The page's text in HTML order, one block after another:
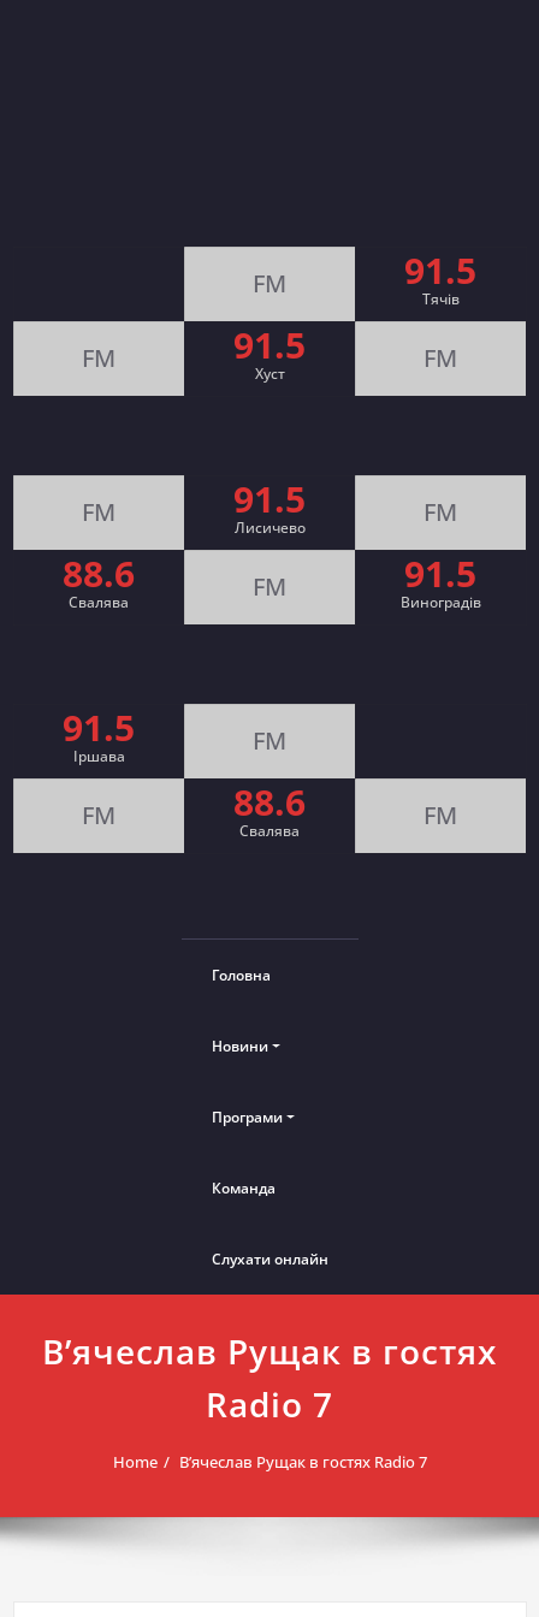
FM 91.5
Тячів
FM 91.5
Хуст FM
FM 91.5
Лисичево FM
88.6
Свалява FM 91.5
Виноградів
91.5
Іршава FM
FM 88.6
Cвалява FM
Головна
Новини
Програми
Команда
Слухати онлайн
В’ячеслав Рущак в гостях
Radio 7
Home В’ячеслав Рущак в гостях Radio 7